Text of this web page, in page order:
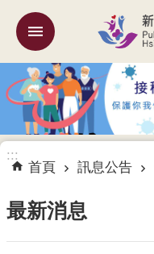
跳到主要內容區塊
機
關
簡
介
訊
公
告
:::
:::
首頁 訊息公告
最新消息